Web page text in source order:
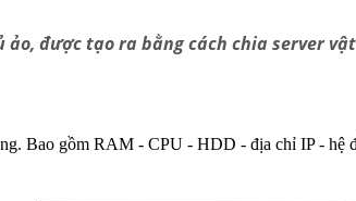
ảo, được tạo ra bằng cách chia server
Bao gồm RAM - CPU - HDD - địa chỉ IP - hệ